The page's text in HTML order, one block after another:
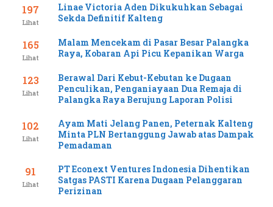
197
Lihat
Linae Victoria Aden Dikukuhkan Sebagai
Sekda Definitif Kalteng
165
Lihat
Malam Mencekam di Pasar Besar Palangka
Raya, Kobaran Api Picu Kepanikan Warga
123
Lihat
Berawal Dari Kebut-Kebutan ke Dugaan
Penculikan, Penganiayaan Dua Remaja di
Palangka Raya Berujung Laporan Polisi
102
Lihat
Ayam Mati Jelang Panen, Peternak Kalteng
Minta PLN Bertanggung Jawab atas Dampak
Pemadaman
91
Lihat
PT Econext Ventures Indonesia Dihentikan
Satgas PASTI Karena Dugaan Pelanggaran
Perizinan